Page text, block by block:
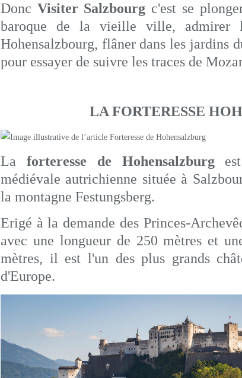
Donc Visiter Salzbourg c'est se
baroque de la vieille ville, admirer
Hohensalzbourg, flâner dans les jardins
pour essayer de suivre les traces de
LA FORTERESSE
La forteresse de Hohensalzburg
médiévale autrichienne située à
la montagne Festungsberg.
Erigé à la demande des Princes-
avec une longueur de 250 mètres et
mètres, il est l'un des plus grands
d'Europe.